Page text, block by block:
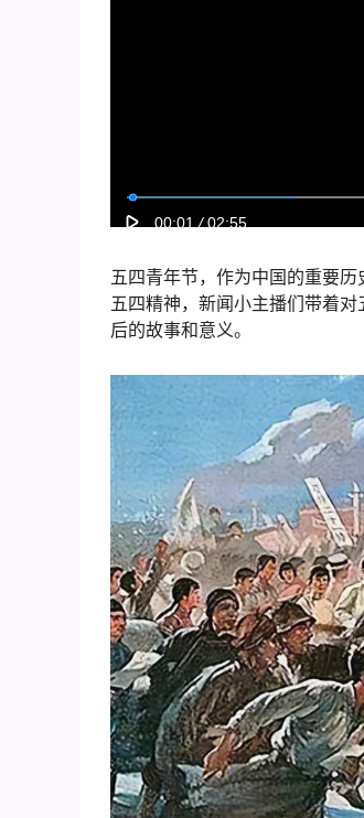
五四青年节，作为中国的重要
五四精神，新闻小主播们带着
后的故事和意义。